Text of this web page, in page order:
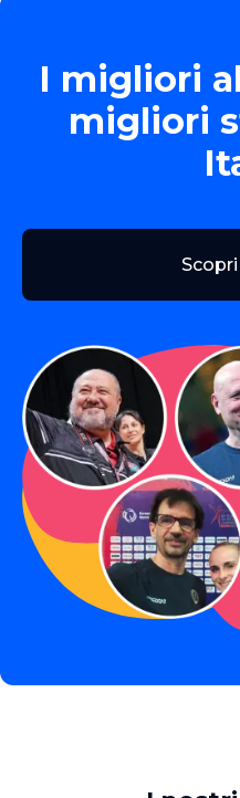
I migliori
migliori